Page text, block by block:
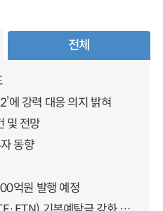
전체
에 강력 대응 의지 밝혀
및 전망
동향
억원 발행 예정